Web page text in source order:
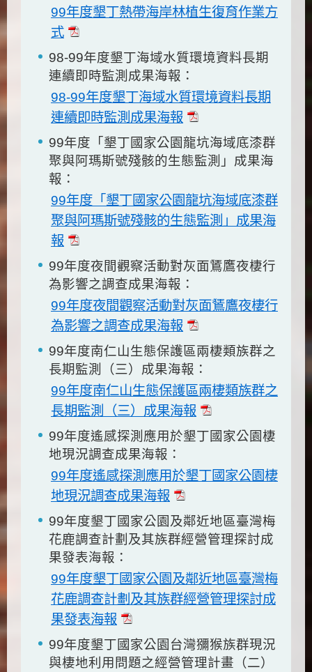
99年度墾丁熱帶海岸林植生復育作業方
式
98-99年度墾丁海域水質環境資料長期
連續即時監測成果海報：
98-99年度墾丁海域水質環境資料長期
連續即時監測成果海報
99年度「墾丁國家公園龍坑海域底漆群
聚與阿瑪斯號殘骸的生態監測」成果海
報：
99年度「墾丁國家公園龍坑海域底漆群
聚與阿瑪斯號殘骸的生態監測」成果海
報
99年度夜間觀察活動對灰面鵟鷹夜棲行
為影響之調查成果海報：
99年度夜間觀察活動對灰面鵟鷹夜棲行
為影響之調查成果海報
99年度南仁山生態保護區兩棲類族群之
長期監測（三）成果海報：
99年度南仁山生態保護區兩棲類族群之
長期監測（三）成果海報
99年度遙感探測應用於墾丁國家公園棲
地現況調查成果海報：
99年度遙感探測應用於墾丁國家公園棲
地現況調查成果海報
99年度墾丁國家公園及鄰近地區臺灣梅
花鹿調查計劃及其族群經營管理探討成
果發表海報：
99年度墾丁國家公園及鄰近地區臺灣梅
花鹿調查計劃及其族群經營管理探討成
果發表海報
99年度墾丁國家公園台灣獼猴族群現況
與棲地利用問題之經營管理計畫（二）